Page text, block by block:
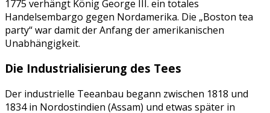
1775 verhängt König George III. ein totales
Handelsembargo gegen Nordamerika. Die „Boston tea
party“ war damit der Anfang der amerikanischen
Unabhängigkeit.
Die Industrialisierung des Tees
Der industrielle Teeanbau begann zwischen 1818 und
1834 in Nordostindien (Assam) und etwas später in